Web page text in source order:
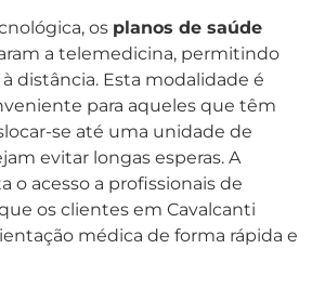
os planos de saúde
a telemedicina, permitindo
distância. Esta modalidade é
para aqueles que têm
se até uma unidade de
evitar longas esperas. A
o acesso a profissionais de
os clientes em Cavalcanti
médica de forma rápida e